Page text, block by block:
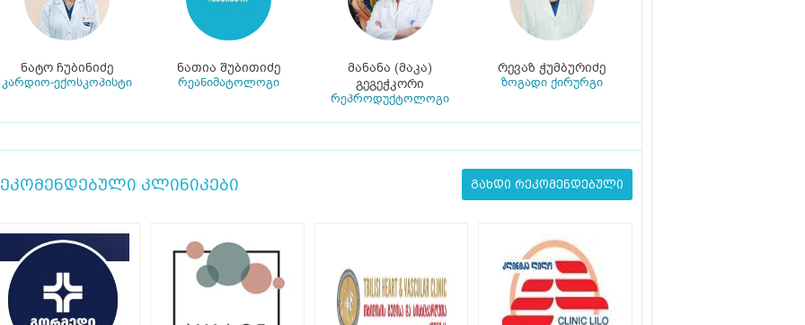
ნატო ჩუბინიძე
კარდიო-ექოსკოპისტი
ნათია შუბითიძე
რეანიმატოლოგი
მანანა (მაკა)
გეგეჭკორი
რეპროდუქტოლოგი
რევაზ ჭუმბურიძე
ზოგადი ქირურგი
კლინიკები გახდი რეკომენდებული